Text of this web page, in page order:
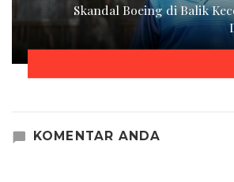
Skandal Boeing di Balik
KOMENTAR ANDA